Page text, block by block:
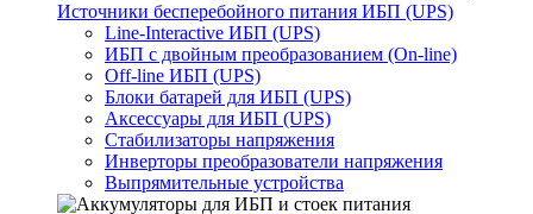
Источники бесперебойного питания ИБП (UPS)
Line-Interactive ИБП (UPS)
ИБП с двойным преобразованием (On-line)
Off-line ИБП (UPS)
Блоки батарей для ИБП (UPS)
Аксессуары для ИБП (UPS)
Стабилизаторы напряжения
Инверторы преобразователи напряжения
Выпрямительные устройства